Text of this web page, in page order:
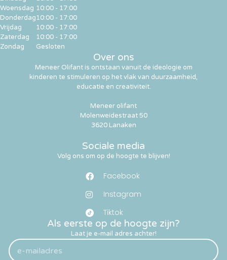
Als eerste op de hoogte zijn?
Laat je e-mail adres achter!
Sociale media
Volg ons om op de hoogte te blijven!
Facebook
Instagram
Tiktok
Over ons
Meneer Olifant is ontstaan vanuit de ideologie om
kinderen te stimuleren op het vlak van duurzaamheid,
educatie en creativiteit.
Meneer olifant
Molenweidestraat 50
3620 Lanaken
Woensdag
Donderdag
Vrijdag
Zaterdag
Zondag
10:00 - 17:00
10:00 - 17:00
10:00 - 17:00
10:00 - 17:00
Gesloten